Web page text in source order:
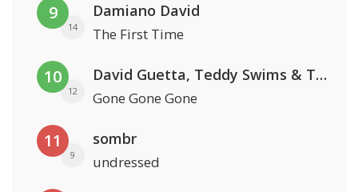
9
14
Damiano David
The First Time
10
12
David Guetta, Teddy Swims & Tones And I
Gone Gone Gone
11
9
sombr
undressed